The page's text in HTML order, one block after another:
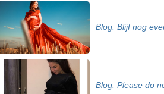
Blog: Blijf nog
Blog: Please do